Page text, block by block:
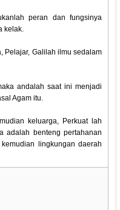
peran dan fungsinya
kelak.
Pelajar, Galilah ilmu sedalam
andalah saat ini menjadi
Agam itu.
keluarga, Perkuat lah
adalah benteng pertahanan
lingkungan daerah